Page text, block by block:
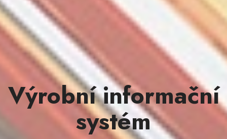
Výrobní informační
systém